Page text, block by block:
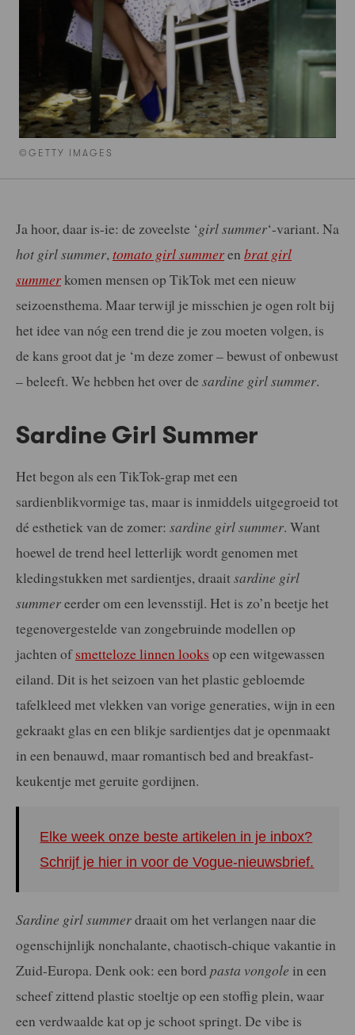
©GETTY IMAGES
Ja hoor, daar is-ie: de zoveelste ‘girl summer‘-variant. Na
hot girl summer, tomato girl summeren brat girl
summerkomen mensen op TikTok met een nieuw
seizoensthema. Maar terwijl je misschien je ogen rolt bij
het idee van nóg een trend die je zou moeten volgen, is
de kans groot dat je ‘m deze zomer – bewust of onbewust
– beleeft. We hebben het over de sardine girl summer.
Sardine Girl Summer
Het begon als een TikTok-grap met een
sardienblikvormige tas, maar is inmiddels uitgegroeid tot
dé esthetiek van de zomer: sardine girl summer. Want
hoewel de trend heel letterlijk wordt genomen met
kledingstukken met sardientjes, draaitsardine girl
summereerder om een levensstijl. Het is zo’n beetje het
tegenovergestelde van zongebruinde modellen op
jachten ofsmetteloze linnen looks op een witgewassen
eiland. Dit is het seizoen van het plastic gebloemde
tafelkleed met vlekken van vorige generaties, wijn in een
gekraakt glas en een blikje sardientjes dat je openmaakt
in een benauwd, maar romantisch bed and breakfast-
keukentje met geruite gordijnen.
Elke week onze beste artikelen in je inbox?
Schrijf je hier in voor de Vogue-nieuwsbrief.
Sardine girl summerdraait om het verlangen naar die
ogenschijnlijk nonchalante, chaotisch-chique vakantie in
Zuid-Europa. Denk ook: een bord pasta vongole in een
scheef zittend plastic stoeltje op een stoffig plein, waar
een verdwaalde kat op je schoot springt. De vibe is